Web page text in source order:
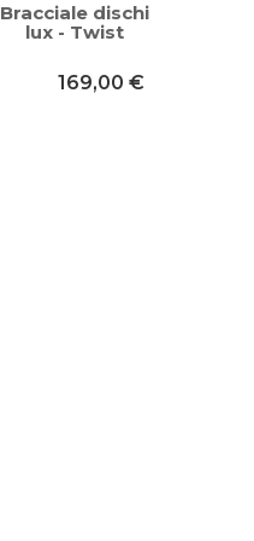
Bracciale dischi
lux - Twist
169,00 €